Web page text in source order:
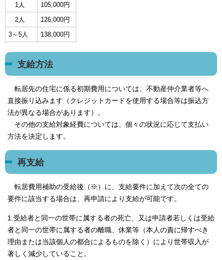
1人
105,000円
2人
126,000円
3～5人
138,000円
支給方法
転居先の住宅に係る初期費用については、不動産仲介業者等へ
直接振り込みます（クレジットカードを使用する場合等は振込方
法が異なる場合があります）。
その他の支給対象経費については、個々の状況に応じて支払い
方法を決定します。
再支給
転居費用補助の受給後（※）に、支給要件に加えて次の全ての
要件に該当する場合は、再申請により支給が可能です。
1.受給者と同一の世帯に属する者の死亡、又は申請者若しくは受給
者と同一の世帯に属する者の離職、休業等（本人の責に帰すべき
理由または当該個人の都合によるものを除く）により世帯収入が
著しく減少していること。